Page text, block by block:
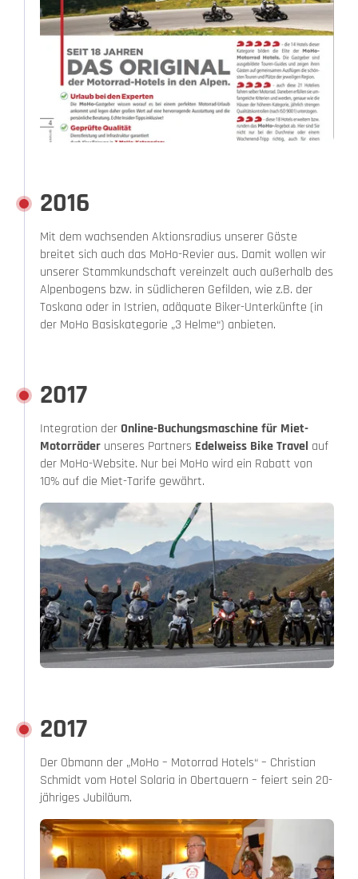
2016
Mit dem wachsenden Aktionsradius unserer Gäste
breitet sich auch das MoHo-Revier aus. Damit wollen wir
unserer Stammkundschaft vereinzelt auch außerhalb des
Alpenbogens bzw. in südlicheren Gefilden, wie z.B. der
Toskana oder in Istrien, adäquate Biker-Unterkünfte (in
der MoHo Basiskategorie „3 Helme“) anbieten.
2017
Integration der Online-Buchungsmaschine für Miet-
Motorräder unseres Partners Edelweiss Bike Travel auf
der MoHo-Website. Nur bei MoHo wird ein Rabatt von
10% auf die Miet-Tarife gewährt.
2017
Der Obmann der „MoHo – Motorrad Hotels“ – Christian
Schmidt vom Hotel Solaria in Obertauern – feiert sein 20-
jähriges Jubiläum.